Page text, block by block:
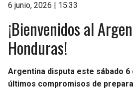
6 junio, 2026 | 15:33
¡Bienvenidos al
Honduras!
Argentina disputa este sábado 6
últimos compromisos de